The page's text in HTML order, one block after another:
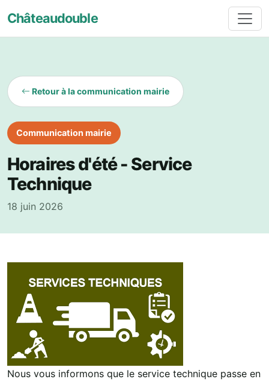
Châteaudouble
Retour à la communication mairie
Communication mairie
Horaires d'été - Service
Technique
18 juin 2026
Nous vous informons que le service technique passe en